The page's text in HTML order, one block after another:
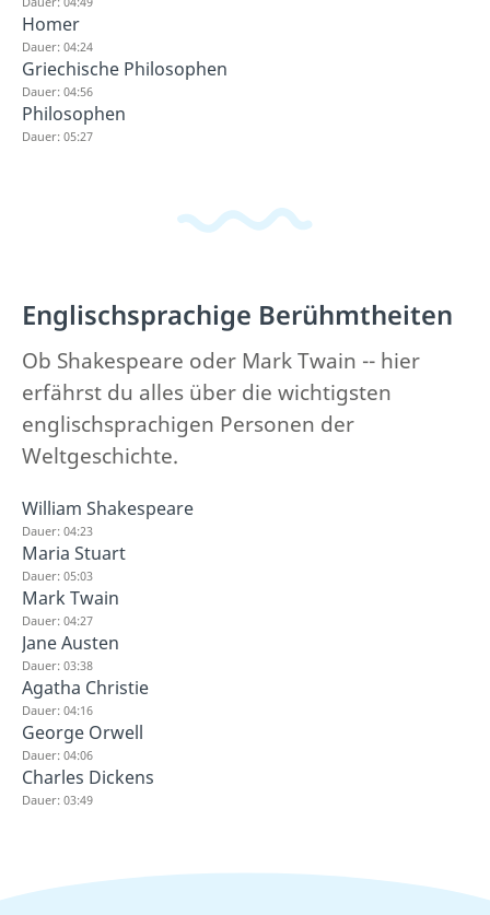
Homer
Dauer: 04:24
Griechische Philosophen
Dauer: 04:56
Philosophen
Dauer: 05:27
Englischsprachige Berühmtheiten
Ob Shakespeare oder Mark Twain -- hier
erfährst du alles über die wichtigsten
englischsprachigen Personen der
Weltgeschichte.
William Shakespeare
Dauer: 04:23
Maria Stuart
Dauer: 05:03
Mark Twain
Dauer: 04:27
Jane Austen
Dauer: 03:38
Agatha Christie
Dauer: 04:16
George Orwell
Dauer: 04:06
Charles Dickens
Dauer: 03:49